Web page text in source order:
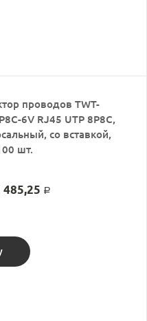
проводов TWT-
6V RJ45 UTP 8P8C,
со вставкой,
шт.
485,25 Р